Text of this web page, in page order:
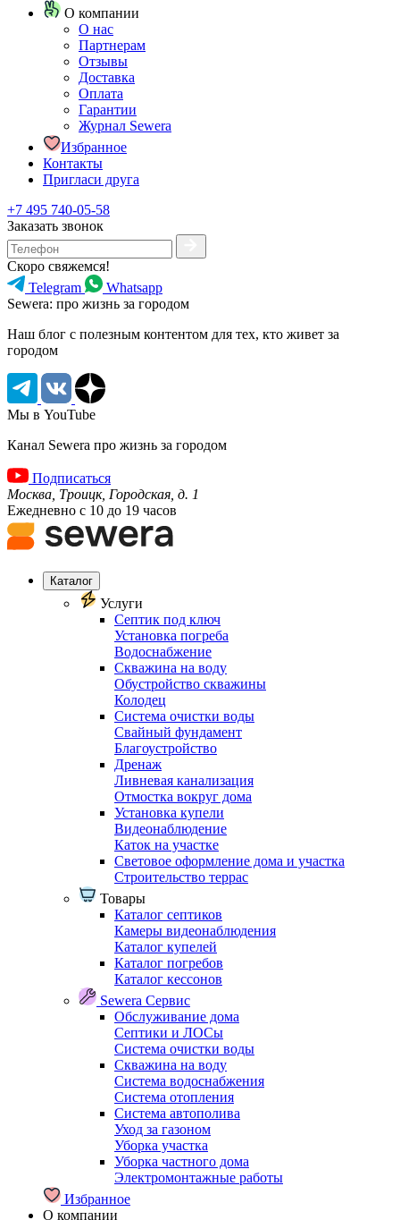
О компании
О нас
Партнерам
Отзывы
Доставка
Оплата
Гарантии
Журнал Sewera
Избранное
Контакты
Пригласи друга
+7 495 740-05-58
Заказать звонок
Скоро свяжемся!
Telegram
Whatsapp
Sewera: про жизнь за городом
Наш блог c полезным контентом для тех, кто живет за
городом
Мы в YouTube
Канал Sewera про жизнь за городом
Подписаться
Москва, Троицк, Городская, д. 1
Ежедневно с 10 до 19 часов
Каталог
Услуги
Септик под ключ
Установка погреба
Водоснабжение
Скважина на воду
Обустройство скважины
Колодец
Система очистки воды
Свайный фундамент
Благоустройство
Дренаж
Ливневая канализация
Отмостка вокруг дома
Установка купели
Видеонаблюдение
Каток на участке
Световое оформление дома и участка
Строительство террас
Товары
Каталог септиков
Камеры видеонаблюдения
Каталог купелей
Каталог погребов
Каталог кессонов
Sewera Сервис
Обслуживание дома
Септики и ЛОСы
Система очистки воды
Скважина на воду
Система водоснабжения
Система отопления
Система автополива
Уход за газоном
Уборка участка
Уборка частного дома
Электромонтажные работы
Избранное
О компании